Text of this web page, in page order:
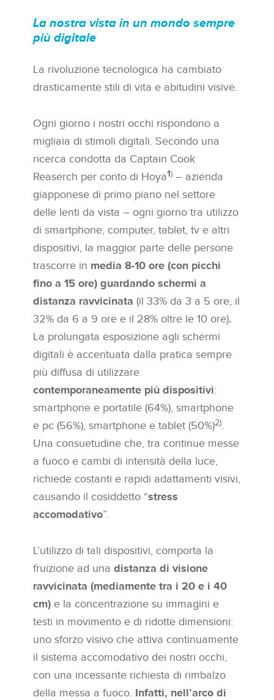
La nostra vista in un mondo sempre
più digitale
La rivoluzione tecnologica ha cambiato
drasticamente stili di vita e abitudini visive.
Ogni giorno i nostri occhi rispondono a
migliaia di stimoli digitali. Secondo una
ricerca condotta da Captain Cook
Reaserch per conto di Hoya1) – azienda
giapponese di primo piano nel settore
delle lenti da vista – ogni giorno tra utilizzo
di smartphone, computer, tablet, tv e altri
dispositivi, la maggior parte delle persone
trascorre in media 8-10 ore (con picchi
fino a 15 ore) guardando schermi a
distanza ravvicinata (il 33% da 3 a 5 ore, il
32% da 6 a 9 ore e il 28% oltre le 10 ore).
La prolungata esposizione agli schermi
digitali è accentuata dalla pratica sempre
più diffusa di utilizzare
contemporaneamente più dispositivi:
smartphone e portatile (64%), smartphone
e pc (56%), smartphone e tablet (50%)2).
Una consuetudine che, tra continue messe
a fuoco e cambi di intensità della luce,
richiede costanti e rapidi adattamenti visivi,
causando il cosiddetto “stress
accomodativo”.
L’utilizzo di tali dispositivi, comporta la
fruizione ad una distanza di visione
ravvicinata (mediamente tra i 20 e i 40
cm) e la concentrazione su immagini e
testi in movimento e di ridotte dimensioni:
uno sforzo visivo che attiva continuamente
il sistema accomodativo dei nostri occhi,
con una incessante richiesta di rimbalzo
della messa a fuoco. Infatti, nell’arco di